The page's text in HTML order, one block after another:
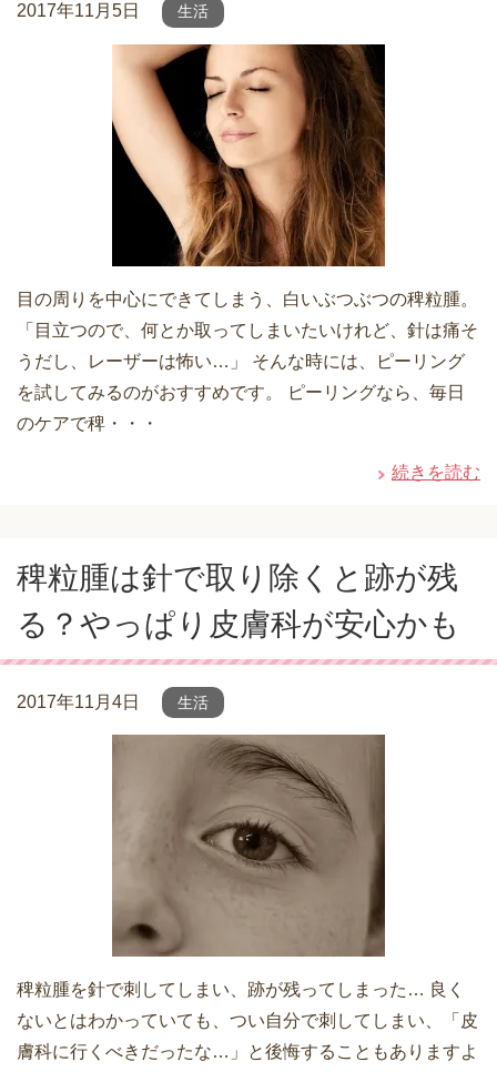
2017年11月5日 生活
目の周りを中心にできてしまう、白いぶつぶつの稗粒腫。
「目立つので、何とか取ってしまいたいけれど、針は痛そ
うだし、レーザーは怖い…」 そんな時には、ピーリング
を試してみるのがおすすめです。 ピーリングなら、毎日
のケアで稗・・・
続きを読む
稗粒腫は針で取り除くと跡が残
る？やっぱり皮膚科が安心かも
2017年11月4日 生活
稗粒腫を針で刺してしまい、跡が残ってしまった… 良く
ないとはわかっていても、つい自分で刺してしまい、「皮
膚科に行くべきだったな…」と後悔することもありますよ